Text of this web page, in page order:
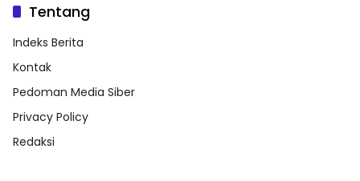
Tentang
Indeks Berita
Kontak
Pedoman Media Siber
Privacy Policy
Redaksi